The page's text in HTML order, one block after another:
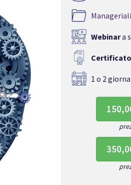
Manageriali
Webinara
Certificato
1 o 2